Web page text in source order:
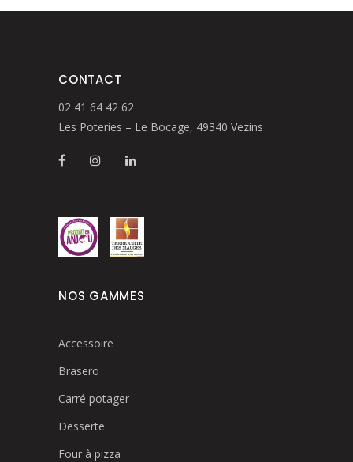
CONTACT
02 41 64 42 62
Les Poteries – Le Bocage, 49340 Vezins
NOS GAMMES
Accessoire
Brasero
Carré potager
Desserte
Four à pizza